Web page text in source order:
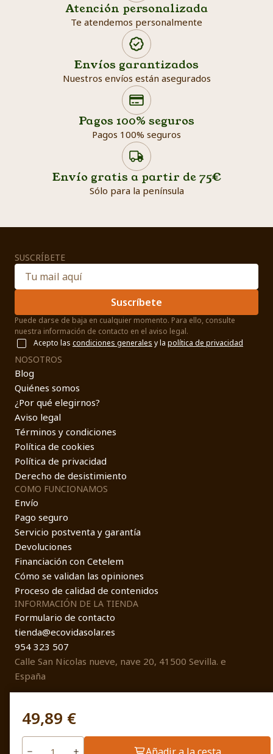
49,89 €
Atención personalizada
Te atendemos personalmente
Envíos garantizados
Nuestros envíos están asegurados
Pagos 100% seguros
Pagos 100% seguros
Envío gratis a partir de 75€
Sólo para la península
Search products
SUSCRÍBETE
Suscríbete
Puede darse de baja en cualquier momento. Para ello, consulte
nuestra información de contacto en el aviso legal.
Acepto las condiciones generales y la política de privacidad
NOSOTROS
Blog
Quiénes somos
¿Por qué elegirnos?
Aviso legal
Términos y condiciones
Política de cookies
Política de privacidad
Derecho de desistimiento
COMO FUNCIONAMOS
Envío
Pago seguro
Servicio postventa y garantía
Devoluciones
Financiación con Cetelem
Cómo se validan las opiniones
Proceso de calidad de contenidos
INFORMACIÓN DE LA TIENDA
Formulario de contacto
tienda@ecovidasolar.es
954 323 507
Calle San Nicolas nueve, nave 20, 41500 Sevilla. e
España
© EcovidaSolar 2026